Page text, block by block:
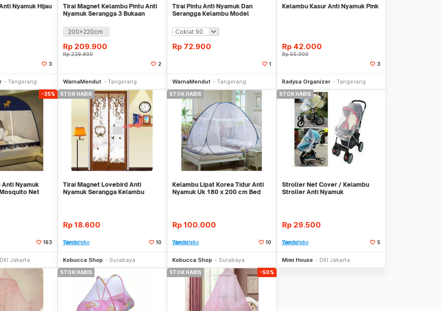
Nyamuk Hijau
3
Tangerang
Tirai Magnet Kelambu Pintu Anti
Nyamuk Serangga 3 Bukaan
200x220cm
Rp 209.900
Rp239.900
2
WarnaMendut Tangerang
Tirai Pintu Anti Nyamuk Dan
Serangga Kelambu Model
Rp 72.900
1
WarnaMendut Tangerang
Kelambu Kasur Anti Nyamuk Pink
Rp 42.000
Rp55.000
3
Radysa Organizer Tangerang
-35%
Anti Nyamuk
Net
163
DKI Jakarta
STOK HABIS
Tirai Magnet Lovebird Anti
Nyamuk Serangga Kelambu
Rp 18.600
Tambah ke Watchlist 10
Kobucca Shop Surabaya
STOK HABIS
Kelambu Lipat Korea Tidur Anti
Nyamuk Uk 180 x 200 cm Bed
Rp 100.000
Tambah ke Watchlist 10
Kobucca Shop Surabaya
STOK HABIS
Stroller Net Cover / Kelambu
Stroller Anti Nyamuk
Rp 29.500
Tambah ke Watchlist 5
Mimi House DKI Jakarta
STOK HABIS STOK HABIS -50%